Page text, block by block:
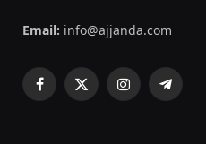
Email: info@ajjanda.com
Facebook
X
Instagram